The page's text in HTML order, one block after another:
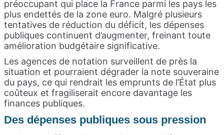
préoccupant qui place la France parmi les pays les
plus endettés de la zone euro. Malgré plusieurs
tentatives de réduction du déficit, les dépenses
publiques continuent d’augmenter, freinant toute
amélioration budgétaire significative.
Les agences de notation surveillent de près la
situation et pourraient dégrader la note souveraine
du pays, ce qui rendrait les emprunts de l’État plus
coûteux et fragiliserait encore davantage les
finances publiques.
Des dépenses publiques sous pression